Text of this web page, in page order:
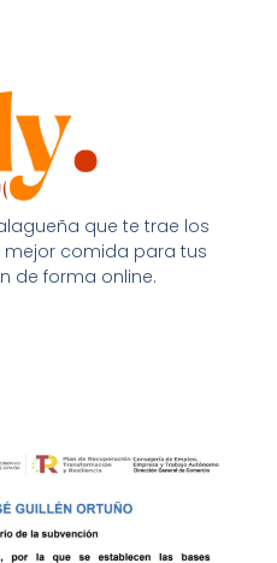
5m medium
€
carrito
que te trae los
comida para tus
de forma online.